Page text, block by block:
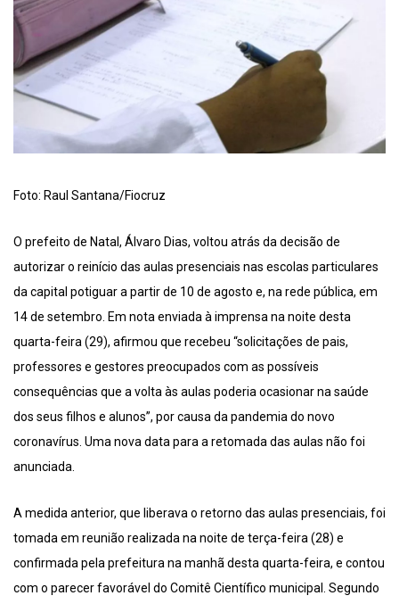
Foto: Raul Santana/Fiocruz
O prefeito de Natal, Álvaro Dias, voltou atrás da decisão de
autorizar o reinício das aulas presenciais nas escolas particulares
da capital potiguar a partir de 10 de agosto e, na rede pública, em
14 de setembro. Em nota enviada à imprensa na noite desta
quarta-feira (29), afirmou que recebeu “solicitações de pais,
professores e gestores preocupados com as possíveis
consequências que a volta às aulas poderia ocasionar na saúde
dos seus filhos e alunos”, por causa da pandemia do novo
coronavírus. Uma nova data para a retomada das aulas não foi
anunciada.
A medida anterior, que liberava o retorno das aulas presenciais, foi
tomada em reunião realizada na noite de terça-feira (28) e
confirmada pela prefeitura na manhã desta quarta-feira, e contou
com o parecer favorável do Comitê Científico municipal. Segundo